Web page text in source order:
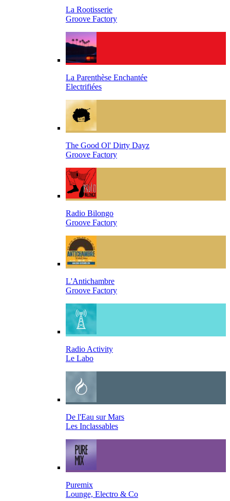
La Rootisserie
Groove Factory
La Parenthèse Enchantée
Electrifiées
The Good Ol' Dirty Dayz
Groove Factory
Radio Bilongo
Groove Factory
L'Antichambre
Groove Factory
Radio Activity
Le Labo
De l'Eau sur Mars
Les Inclassables
Puremix
Lounge, Electro & Co